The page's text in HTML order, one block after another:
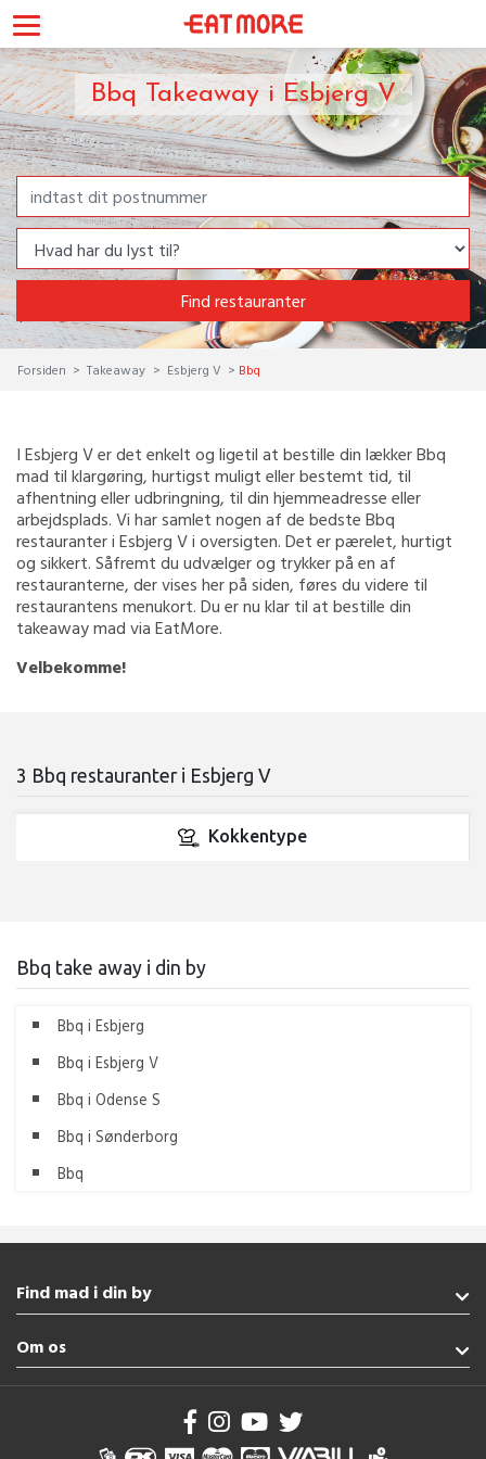
Bbq Takeaway i Esbjerg V
Find restauranter
Forsiden Takeaway Esbjerg V Bbq
I Esbjerg V er det enkelt og ligetil at bestille din lækker Bbq
mad til klargøring, hurtigst muligt eller bestemt tid, til
afhentning eller udbringning, til din hjemmeadresse eller
arbejdsplads. Vi har samlet nogen af de bedste Bbq
restauranter i Esbjerg V i oversigten. Det er pærelet, hurtigt
og sikkert. Såfremt du udvælger og trykker på en af
restauranterne, der vises her på siden, føres du videre til
restaurantens menukort. Du er nu klar til at bestille din
takeaway mad via EatMore.
Velbekomme!
3 Bbq restauranter i Esbjerg V
Kokkentype
Bbq take away i din by
Bbq i Esbjerg
Bbq i Esbjerg V
Bbq i Odense S
Bbq i Sønderborg
Bbq
Find mad i din by
Haderslev
Rødekro
Kolding
Om os
Handelsbetingelser